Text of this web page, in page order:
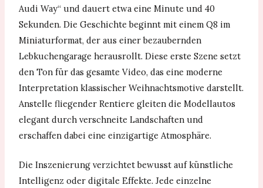
Audi Way“ und dauert etwa eine Minute und 40
Sekunden. Die Geschichte beginnt mit einem Q8 im
Miniaturformat, der aus einer bezaubernden
Lebkuchengarage herausrollt. Diese erste Szene setzt
den Ton für das gesamte Video, das eine moderne
Interpretation klassischer Weihnachtsmotive darstellt.
Anstelle fliegender Rentiere gleiten die Modellautos
elegant durch verschneite Landschaften und
erschaffen dabei eine einzigartige Atmosphäre.
Die Inszenierung verzichtet bewusst auf künstliche
Intelligenz oder digitale Effekte. Jede einzelne